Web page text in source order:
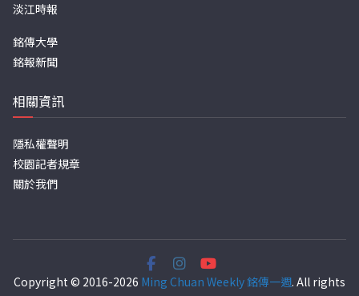
淡江時報
銘傳大學
銘報新聞
相關資訊
隱私權聲明
校園記者規章
關於我們
Copyright © 2016-2026 Ming Chuan Weekly 銘傳一週. All rights